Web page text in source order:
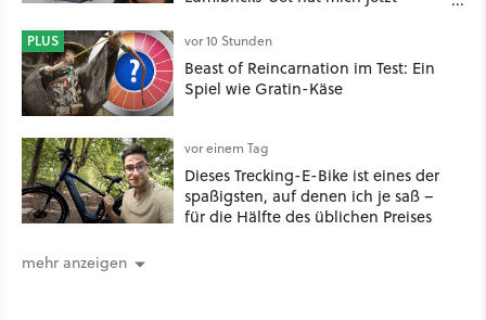
Stack im Test
PLUS vor 10 Stunden
Beast of Reincarnation im Test: Ein
Spiel wie Gratin-Käse
vor einem Tag
Dieses Trecking-E-Bike ist eines der
spaßigsten, auf denen ich je saß –
für die Hälfte des üblichen Preises
mehr anzeigen